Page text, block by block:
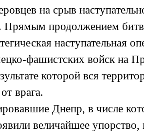
на срыв
Прямым продолжением
наступательная
фашистских войск на
которой вся
врага.
Днепр, в числе
величайшее